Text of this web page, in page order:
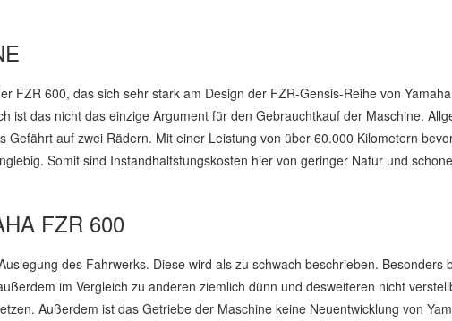
FZR 600, das sich sehr stark am Design der FZR-Gensis-Reihe von
ist das nicht das einzige Argument für den Gebrauchtkauf der Maschine.
Gefährt auf zwei Rädern. Mit einer Leistung von über 60.000 Kilometern
Somit sind Instandhaltstungskosten hier von geringer Natur und
FZR 600
des Fahrwerks. Diese wird als zu schwach beschrieben. Besonders
im Vergleich zu anderen ziemlich dünn und desweiteren nicht
Außerdem ist das Getriebe der Maschine keine Neuentwicklung von